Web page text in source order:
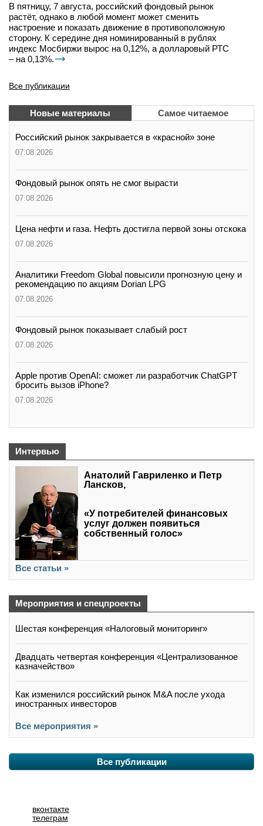
В пятницу, 7 августа, российский фондовый рынок
растёт, однако в любой момент может сменить
настроение и показать движение в противоположную
сторону. К середине дня номинированный в рублях
индекс Мосбиржи вырос на 0,12%, а долларовый РТС
– на 0,13%.
Все публикации
Новые материалы Самое читаемое
Российский рынок закрывается в «красной» зоне
07.08.2026
Фондовый рынок опять не смог вырасти
07.08.2026
Цена нефти и газа. Нефть достигла первой зоны отскока
07.08.2026
Аналитики Freedom Global повысили прогнозную цену и
рекомендацию по акциям Dorian LPG
07.08.2026
Фондовый рынок показывает слабый рост
07.08.2026
Apple против OpenAI: сможет ли разработчик ChatGPT
бросить вызов iPhone?
07.08.2026
Интервью
Анатолий Гавриленко и Петр
Лансков,
«У потребителей финансовых
услуг должен появиться
собственный голос»
Все статьи »
Мероприятия и спецпроекты
Шестая конференция «Налоговый мониторинг»
Двадцать четвертая конференция «Централизованное
казначейство»
Как изменился российский рынок M&A после ухода
иностранных инвесторов
Все мероприятия »
Все публикации
вконтакте
телеграм